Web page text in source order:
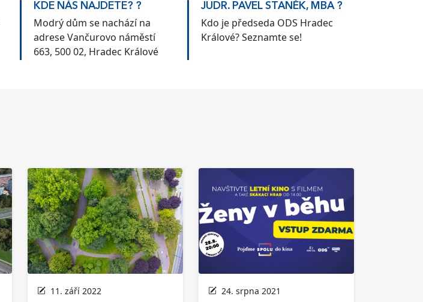
KDE NÁS NAJDETE? ?
Modrý dům se nachází na
adrese Vančurovo náměstí
663, 500 02, Hradec Králové
JUDR. PAVEL STANĚK, MBA ?
Kdo je předseda ODS Hradec
Králové? Seznamte se!
11. září 2022 24. srpna 2021